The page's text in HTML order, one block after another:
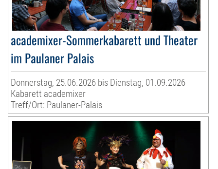
academixer-Sommerkabarett und Theater
im Paulaner Palais
Donnerstag, 25.06.2026 bis Dienstag, 01.09.2026
Kabarett academixer
Treff/Ort: Paulaner-Palais